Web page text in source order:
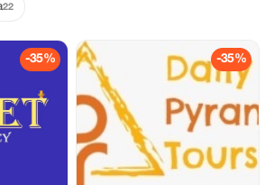
22
-35% -35%